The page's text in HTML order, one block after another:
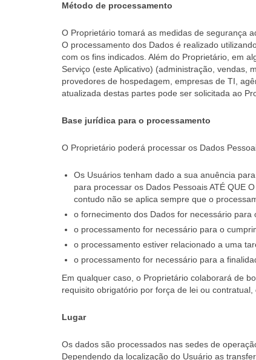
Método de processamento
O Proprietário tomará as medidas de segurança
O processamento dos Dados é realizado
com os fins indicados. Além do Proprietário, em
Serviço (este Aplicativo) (administração, vendas,
provedores de hospedagem, empresas de TI,
atualizada destas partes pode ser solicitada ao
Base jurídica para o processamento
O Proprietário poderá processar os Dados
Os Usuários tenham dado a sua anuência
para processar os Dados Pessoais ATÉ QUE
contudo não se aplica sempre que o
o fornecimento dos Dados for necessário
o processamento for necessário para o
o processamento estiver relacionado a uma
o processamento for necessário para a
Em qualquer caso, o Proprietário colaborará de
requisito obrigatório por força de lei ou
Lugar
Os dados são processados ​​nas sedes de
Dependendo da localização do Usuário as